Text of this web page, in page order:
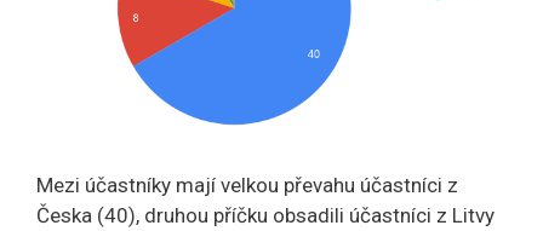
Mezi účastníky mají velkou převahu účastníci z
Česka (40), druhou příčku obsadili účastníci z Litvy